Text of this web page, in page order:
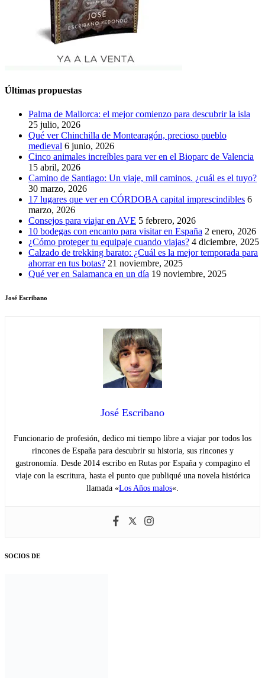
Últimas propuestas
Palma de Mallorca: el mejor comienzo para descubrir la isla
25 julio, 2026
Qué ver Chinchilla de Montearagón, precioso pueblo
medieval 6 junio, 2026
Cinco animales increíbles para ver en el Bioparc de Valencia
15 abril, 2026
Camino de Santiago: Un viaje, mil caminos. ¿cuál es el tuyo?
30 marzo, 2026
17 lugares que ver en CÓRDOBA capital imprescindibles 6
marzo, 2026
Consejos para viajar en AVE 5 febrero, 2026
10 bodegas con encanto para visitar en España 2 enero, 2026
¿Cómo proteger tu equipaje cuando viajas? 4 diciembre, 2025
Calzado de trekking barato: ¿Cuál es la mejor temporada para
ahorrar en tus botas? 21 noviembre, 2025
Qué ver en Salamanca en un día 19 noviembre, 2025
José Escribano
José Escribano
Funcionario de profesión, dedico mi tiempo libre a viajar por todos los
rincones de España para descubrir su historia, sus rincones y
gastronomía. Desde 2014 escribo en Rutas por España y compagino el
viaje con la escritura, hasta el punto que publiqué una novela histórica
llamada «Los Años malos«.
SOCIOS DE